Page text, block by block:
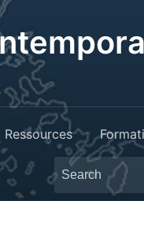
Ressources
Search
for: